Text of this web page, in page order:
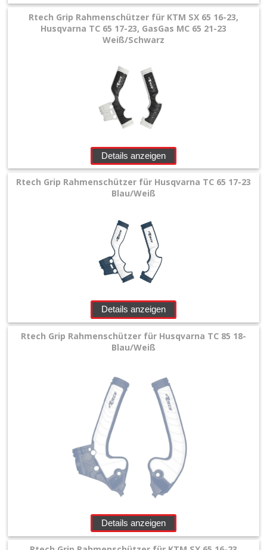
Rtech Grip Rahmenschützer für KTM SX 65 16-23,
Husqvarna TC 65 17-23, GasGas MC 65 21-23
Weiß/Schwarz
Details anzeigen
Rtech Grip Rahmenschützer für Husqvarna TC 65 17-23
Blau/Weiß
Details anzeigen
Rtech Grip Rahmenschützer für Husqvarna TC 85 18-
Blau/Weiß
Details anzeigen